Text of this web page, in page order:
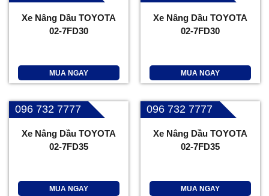
Xe Nâng Dầu TOYOTA
02-7FD30
MUA NGAY
Xe Nâng Dầu TOYOTA
02-7FD30
MUA NGAY
096 732 7777
Xe Nâng Dầu TOYOTA
02-7FD35
MUA NGAY
096 732 7777
Xe Nâng Dầu TOYOTA
02-7FD35
MUA NGAY